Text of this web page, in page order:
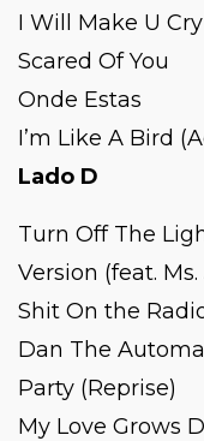
I Will Make U Cry
Scared Of You
Onde Estas
I’m Like A Bird
Lado D
Turn Off The
Version (feat.
Shit On the
Dan The
Party (Reprise)
My Love Grows